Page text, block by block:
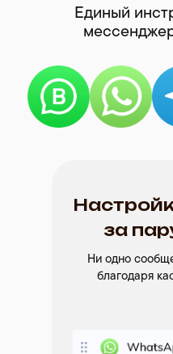
Единый
за
Ни одно
благодаря